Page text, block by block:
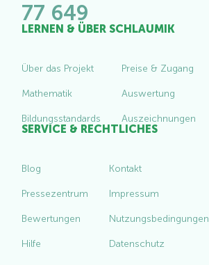
77 649
LERNEN & ÜBER SCHLAUMIK
Über das Projekt
Mathematik
Bildungsstandards
Preise & Zugang
Auswertung
Auszeichnungen
SERVICE & RECHTLICHES
Blog
Pressezentrum
Bewertungen
Hilfe
Kontakt
Impressum
Nutzungsbedingungen
Datenschutz